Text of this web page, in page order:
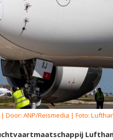
Door: ANP/Reismedia | Foto: